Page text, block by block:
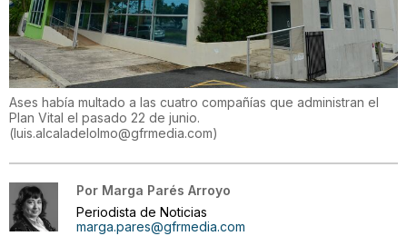
Ases había multado a las cuatro compañías que administran el
Plan Vital el pasado 22 de junio.
(luis.alcaladelolmo@gfrmedia.com)
Por Marga Parés Arroyo
Periodista de Noticias
marga.pares@gfrmedia.com